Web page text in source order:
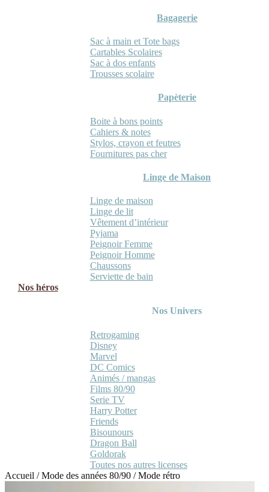
Bagagerie
Sac à main et Tote bags
Cartables Scolaires
Sac à dos enfants
Trousses scolaire
Papèterie
Boite à bons points
Cahiers & notes
Stylos, crayon et feutres
Fournitures pas cher
Linge de Maison
Linge de maison
Linge de lit
Vêtement d’intérieur
Pyjama
Peignoir Femme
Peignoir Homme
Chaussons
Serviette de bain
Nos héros
Nos Univers
Retrogaming
Disney
Marvel
DC Comics
Animés / mangas
Films 80/90
Serie TV
Harry Potter
Friends
Bisounours
Dragon Ball
Goldorak
Toutes nos autres licenses
Accueil /Mode des années 80/90 /Mode rétro